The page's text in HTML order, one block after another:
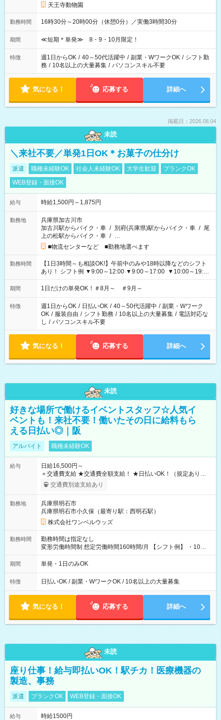
天王寺動物園
勤務時間 16時30分～20時00分（休憩0分）／実働3時間30分
期間 ≪短期＊単発≫ 8・9・10月限定！
特徴 週1日からOK / 40～50代活躍中 / 副業・WワークOK / シフト勤
務 / 10名以上の大量募集 / パソコンスキル不要
気になる！ 応募する 詳細へ
掲載日：2026.08.04
未読
＼来社不要／単発1日OK＊お菓子の仕分け
派遣 職種未経験OK 社会人未経験OK 大学生歓迎
ブランクOK
WEB登録・面接OK
給与 時給1,500円～1,875円
勤務地
兵庫県加古川市
加古川駅からバイク・車 / 別府(兵庫県)駅からバイク・車 / 尾
上の松駅からバイク・車 / …
■物流センターなど ■勤務地選べます
勤務時間
【1日3時間～も相談OK!】午前中のみや18時以降などのシフト
あり！ シフト例 ▼9:00～12:00 ▼9:00～17:00 ▼10:00～19:00
▼18:00～21:00
期間 1日だけの単発OK！＃8月～ ＃9月～
特徴 週1日からOK / 日払いOK / 40～50代活躍中 / 副業・Wワーク
OK / 服装自由 / シフト勤務 / 10名以上の大量募集 / 電話対応な
し / パソコンスキル不要
気になる！ 応募する 詳細へ
未読
好きな場所で働けるイベントスタッフ☆人気イ
ベントも！来社不要！働いたその日に給料もら
える日払い◎｜阪
アルバイト 職種未経験OK
給与
日給16,500円～
＋交通費支給 ★交通費全額支給！ ★日払いOK！（規定あり） ┗
働いたその日に現金GET♪ お仕事後はコンビニATMから 日払
交通費別途支給あり
勤務地
兵庫県明石市
兵庫県明石市小久保（最寄り駅：西明石駅）
株式会社ワンベルウッズ
勤務時間
勤務時間は指定なし
変形労働時間制 想定労働時間160時間/月 【シフト例】 ・10：
00～20：00
期間 単発・1日のみOK
特徴 日払いOK / 副業・WワークOK / 10名以上の大量募集
気になる！ 応募する 詳細へ
未読
座り仕事！給与即払いOK！駅チカ！医療機器の
製造、事務
派遣 ブランクOK WEB登録・面接OK
給与
時給1500円